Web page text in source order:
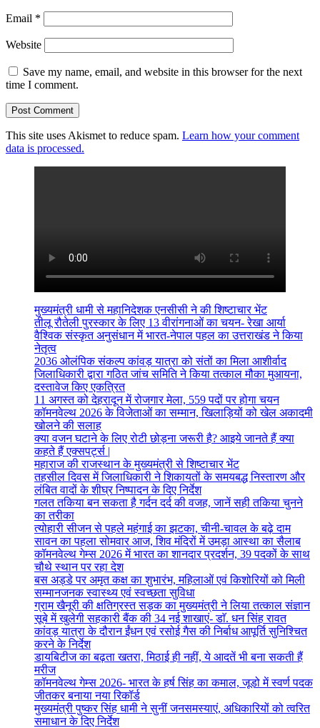
Email *
Website
Save my name, email, and website in this browser for the next
time I comment.
This site uses Akismet to reduce spam. Learn how your comment
data is processed.
मुख्यमंत्री धामी से महानिदेशक एनसीसी ने की शिष्टाचार भेंट
तीलू रौतेली पुरस्कार के लिए 13 वीरांगनाओं का चयन- रेखा आर्या
वैश्विक संस्कृत अनुसंधान में भारत-नेपाल पहल का उत्तराखंड ने किया
नेतृत्व
2036 ओलंपिक संकल्प कांवड़ यात्रा को संतों का मिला आशीर्वाद
जिलाधिकारी द्वारा गठित जांच समिति ने किया तत्काल मौका मुआयना,
दस्तावेज किए एकत्रित
11 अगस्त को देहरादून में रोजगार मेला, 559 पदों पर होगा चयन
कॉमनवेल्थ 2026 के विजेताओं का सम्मान, खिलाड़ियों को खेल अकादमी
खोलने की सलाह
क्या वजन घटाने के लिए रोटी छोड़ना जरूरी है? आइये जानते हैं क्या
कहते हैं एक्सपर्ट्स |
महाराज की राजस्थान के मुख्यमंत्री से शिष्टाचार भेंट
तहसील दिवस में जिलाधिकारी ने शिकायतों के समयबद्ध निस्तारण और
लंबित वादों के शीघ्र निष्पादन के दिए निर्देश
गलत तकिया बन सकता है गर्दन दर्द की वजह, जानें सही तकिया चुनने
का तरीका
त्योहारी सीजन से पहले महंगाई का झटका, चीनी-चावल के बढ़े दाम
सावन का पहला सोमवार आज, शिव मंदिरों में उमड़ा आस्था का सैलाब
कॉमनवेल्थ गेम्स 2026 में भारत का शानदार प्रदर्शन, 39 पदकों के साथ
चौथे स्थान पर रहा देश
बस अड्डे पर अमृत कक्ष का शुभारंभ, महिलाओं एवं किशोरियों को मिली
सम्मानजनक स्वास्थ्य एवं स्वच्छता सुविधा
ग्राम खैनूरी की क्षतिग्रस्त सड़क का मुख्यमंत्री ने लिया तत्काल संज्ञान
सूबे में खुलेगी सहकारी बैंक की 34 नई शाखाएं- डाॅ. धन सिंह रावत
कांवड़ यात्रा के दौरान ईंधन एवं रसोई गैस की निर्बाध आपूर्ति सुनिश्चित
करने के निर्देश
डायबिटीज का बढ़ता खतरा, मिठाई ही नहीं, ये आदतें भी बना सकती हैं
मरीज
कॉमनवेल्थ गेम्स 2026- भारत के हर्ष सिंह का कमाल, जूडो में स्वर्ण पदक
जीतकर बनाया नया रिकॉर्ड
मुख्यमंत्री पुष्कर सिंह धामी ने सुनीं जनसमस्याएं, अधिकारियों को त्वरित
समाधान के दिए निर्देश